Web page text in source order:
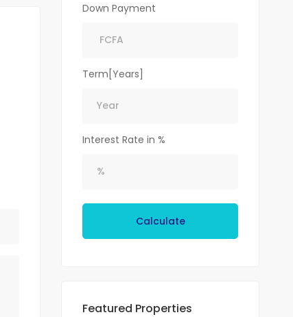
Down Payment
Term[Years]
Interest Rate in %
Calculate
Featured Properties